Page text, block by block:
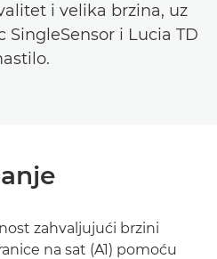
i velika brzina, uz
i Lucia TD
zahvaljujući brzini
na sat (A1) pomoću